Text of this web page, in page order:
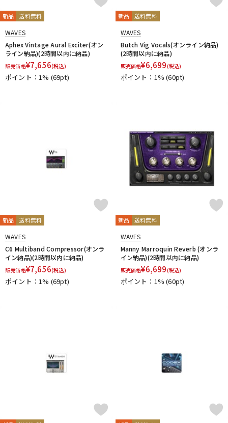
新品 送料無料
WAVES
Aphex Vintage Aural Exciter(オン
ライン納品)(2時間以内に納品)
販売価格¥7,656(税込)
ポイント：1% (69pt)
新品 送料無料
WAVES
Butch Vig Vocals(オンライン納品)
(2時間以内に納品)
販売価格¥6,699(税込)
ポイント：1%(60pt)
新品 送料無料
WAVES
C6 Multiband Compressor(オンラ
イン納品)(2時間以内に納品)
販売価格¥7,656(税込)
ポイント：1% (69pt)
新品 送料無料
WAVES
Manny Marroquin Reverb (オンラ
イン納品)(2時間以内に納品)
販売価格¥6,699(税込)
ポイント：1%(60pt)